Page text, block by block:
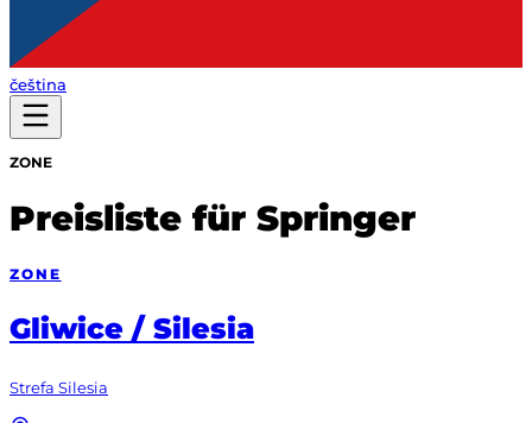
čeština
ZONE
Preisliste für Springer
ZONE
Gliwice / Silesia
Strefa Silesia